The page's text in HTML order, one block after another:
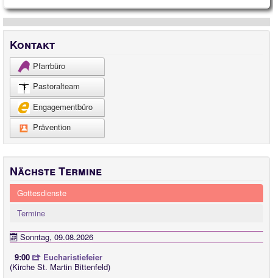
Kontakt
Pfarrbüro
Pastoralteam
Engagementbüro
Prävention
Nächste Termine
Gottesdienste
Termine
Sonntag, 09.08.2026
9:00
Eucharistiefeier
(Kirche St. Martin Bittenfeld)